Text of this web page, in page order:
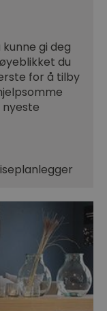
gi deg
du
for å tilby